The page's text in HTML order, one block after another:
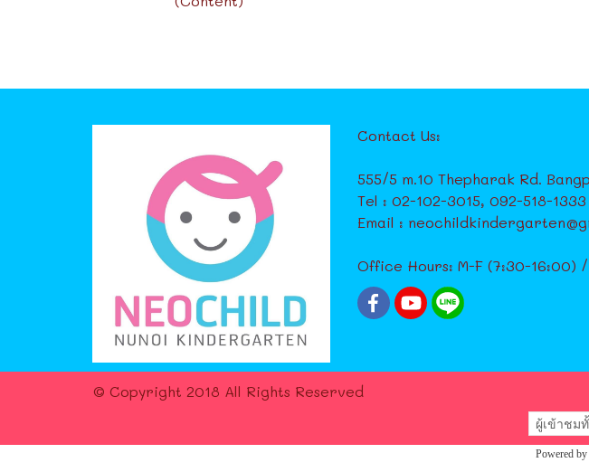
Contact Us:
555/5 m.10 Thepharak Rd.
Tel : 02-102-3015, 092-518-1333
Email :
Office Hours: M-F (7:30-16:00)
© Copyright 2018 All Rights Reserved
ผู้เข้าชม
Powered by